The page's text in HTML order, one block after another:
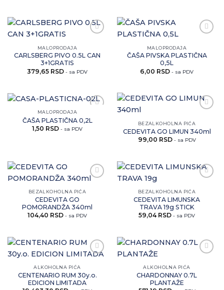
artikal
MALOPRODAJA
CARLSBERG PIVO 0.5L CAN
3+1GRATIS
379,65 RSD - sa PDV
artikal
MALOPRODAJA
ČAŠA PIVSKA PLASTIČNA
0,5L
6,00 RSD - sa PDV
ovaj
MALOPRODAJA
ČAŠA PLASTIČNA 0,2L
1,50 RSD - sa PDV
artikal
BEZALKOHOLNA PIĆA
CEDEVITA GO LIMUN 340ml
99,00 RSD - sa PDV
BEZALKOHOLNA PIĆA
CEDEVITA GO
POMORANDŽA 340ml
104,40 RSD - sa PDV
artikal
BEZALKOHOLNA PIĆA
CEDEVITA LIMUNSKA
TRAVA 19g STICK
59,04 RSD - sa PDV
artikal
ALKOHOLNA PIĆA
CENTENARIO RUM 30y.o.
EDICION LIMITADA
artikal
ALKOHOLNA PIĆA
CHARDONNAY 0.7L
PLANTAŽE